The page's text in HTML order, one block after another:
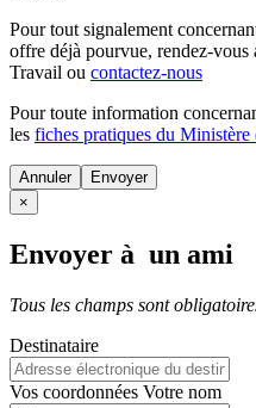
Pour tout signalement
offre déjà pourvue, rendez-vous
Travail ou contactez-nous
Pour toute information
les fiches pratiques du Ministère
Annuler
×
Envoyer à un ami
Tous les champs sont
Destinataire
Vos coordonnées Votre nom